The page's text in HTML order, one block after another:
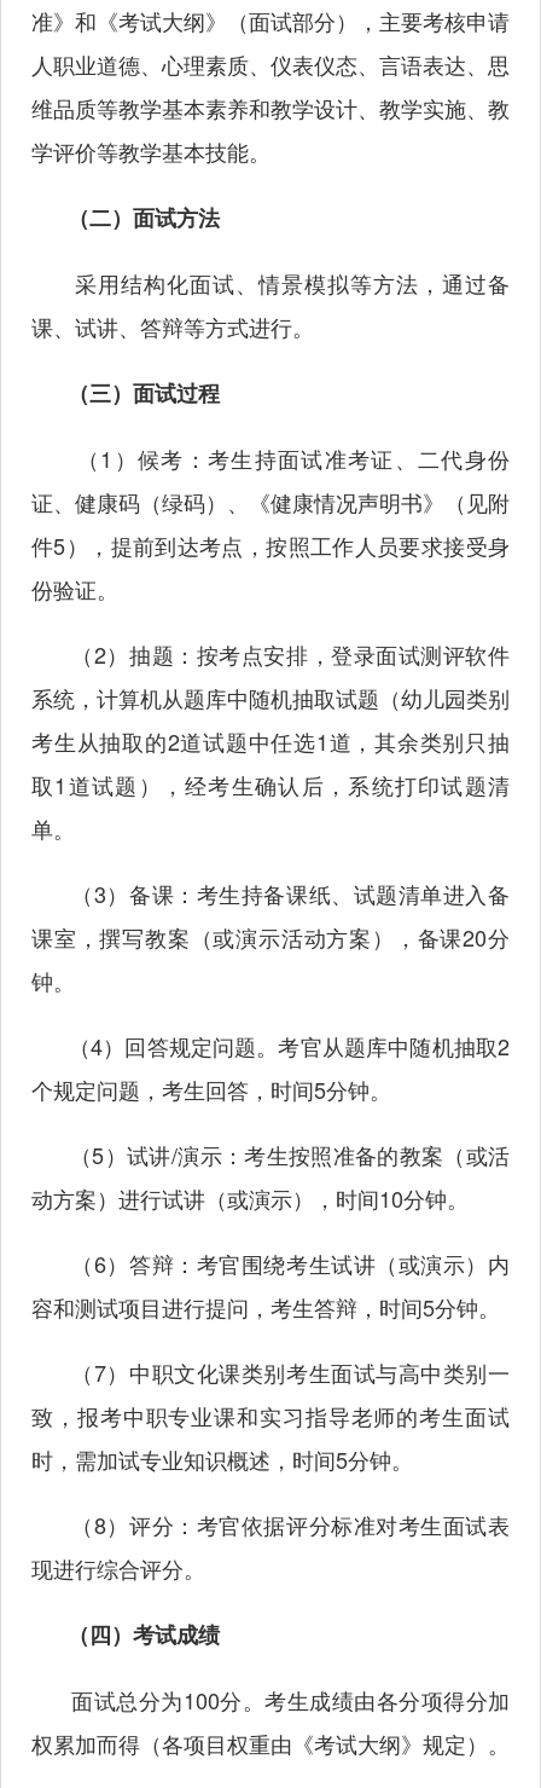
准》和《考试大纲》（面试部分），主要考核申请
人职业道德、心理素质、仪表仪态、言语表达、思
维品质等教学基本素养和教学设计、教学实施、教
学评价等教学基本技能。
（二）面试方法
采用结构化面试、情景模拟等方法，通过备
课、试讲、答辩等方式进行。
（三）面试过程
（1）候考：考生持面试准考证、二代身份
证、健康码（绿码）、《健康情况声明书》（见附
件5），提前到达考点，按照工作人员要求接受身
份验证。
（2）抽题：按考点安排，登录面试测评软件
系统，计算机从题库中随机抽取试题（幼儿园类别
考生从抽取的2道试题中任选1道，其余类别只抽
取1道试题），经考生确认后，系统打印试题清
单。
（3）备课：考生持备课纸、试题清单进入备
课室，撰写教案（或演示活动方案），备课20分
钟。
（4）回答规定问题。考官从题库中随机抽取2
个规定问题，考生回答，时间5分钟。
（5）试讲/演示：考生按照准备的教案（或活
动方案）进行试讲（或演示），时间10分钟。
（6）答辩：考官围绕考生试讲（或演示）内
容和测试项目进行提问，考生答辩，时间5分钟。
（7）中职文化课类别考生面试与高中类别一
致，报考中职专业课和实习指导老师的考生面试
时，需加试专业知识概述，时间5分钟。
（8）评分：考官依据评分标准对考生面试表
现进行综合评分。
（四）考试成绩
面试总分为100分。考生成绩由各分项得分加
权累加而得（各项目权重由《考试大纲》规定）。